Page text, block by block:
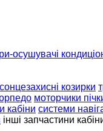
осушувачі
сонцезахисні козирки
моторчики
кабіни системи
інші запчастини